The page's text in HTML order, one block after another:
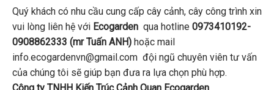
Quý khách có nhu cầu cung cấp cây cảnh, cây công trình xin
vui lòng liên hệ với Ecogarden qua hotline 0973410192-
0908862333 (mr Tuấn ANH) hoặc mail
info.ecogardenvn@gmail.com đội ngũ chuyên viên tư vấn
của chúng tôi sẽ giúp bạn đưa ra lựa chọn phù hợp.